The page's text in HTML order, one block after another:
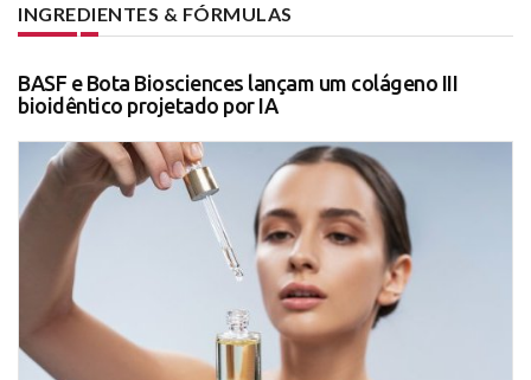
INGREDIENTES & FÓRMULAS
BASF e Bota Biosciences lançam um colágeno III
bioidêntico projetado por IA